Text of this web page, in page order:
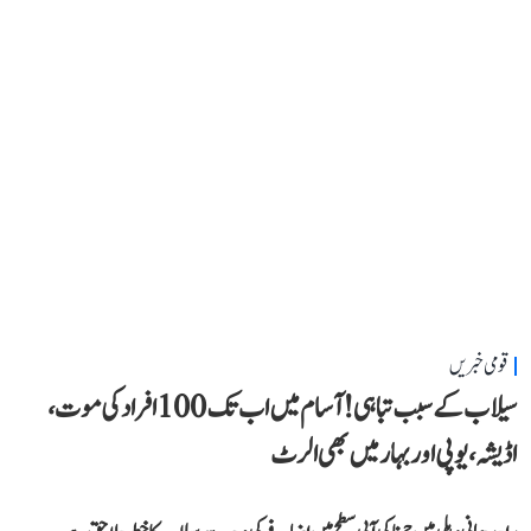
قومی خبریں
سیلاب کے سبب تباہی! آسام میں اب تک 100 افراد کی موت،
اڈیشہ، یوپی اور بہار میں بھی الرٹ